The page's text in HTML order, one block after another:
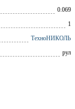
0.069
1
ТехноНИКОЛЬ
рул